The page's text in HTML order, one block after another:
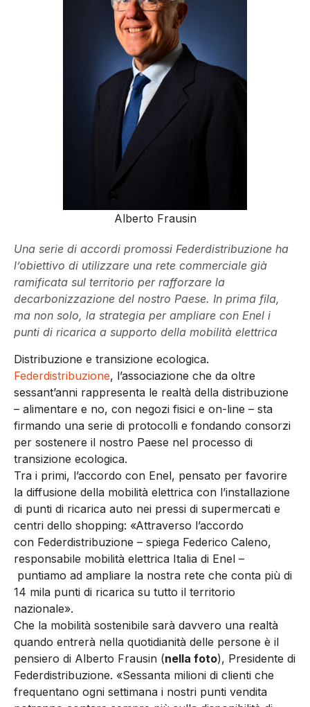
Alberto Frausin
Una serie di accordi promossi Federdistribuzione ha
l’obiettivo di utilizzare una rete commerciale già
ramificata sul territorio per rafforzare la
decarbonizzazione del nostro Paese. In prima fila,
ma non solo, la strategia per ampliare con Enel i
punti di ricarica a supporto della mobilità elettrica
Distribuzione e transizione ecologica.
Federdistribuzione, l’associazione che da oltre
sessant’anni rappresenta le realtà della distribuzione
– alimentare e no, con negozi fisici e on-line – sta
firmando una serie di protocolli e fondando consorzi
per sostenere il nostro Paese nel processo di
transizione ecologica.
Tra i primi, l’accordo con Enel, pensato per favorire
la diffusione della mobilità elettrica con l’installazione
di punti di ricarica auto nei pressi di supermercati e
centri dello shopping: «Attraverso l’accordo
con Federdistribuzione – spiega Federico Caleno,
responsabile mobilità elettrica Italia di Enel –
puntiamo ad ampliare la nostra rete che conta più di
14 mila punti di ricarica su tutto il territorio
nazionale».
Che la mobilità sostenibile sarà davvero una realtà
quando entrerà nella quotidianità delle persone è il
pensiero di Alberto Frausin (nella foto), Presidente di
Federdistribuzione. «Sessanta milioni di clienti che
frequentano ogni settimana i nostri punti vendita